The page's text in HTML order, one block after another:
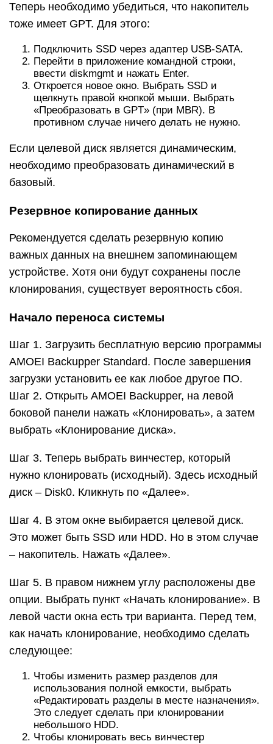
Теперь необходимо убедиться, что накопитель
тоже имеет GPT. Для этого:
Подключить SSD через адаптер USB-SATA.
Перейти в приложение командной строки,
ввести diskmgmt и нажать Enter.
Откроется новое окно. Выбрать SSD и
щелкнуть правой кнопкой мыши. Выбрать
«Преобразовать в GPT» (при MBR). В
противном случае ничего делать не нужно.
Если целевой диск является динамическим,
необходимо преобразовать динамический в
базовый.
Резервное копирование данных
Рекомендуется сделать резервную копию
важных данных на внешнем запоминающем
устройстве. Хотя они будут сохранены после
клонирования, существует вероятность сбоя.
Начало переноса системы
Шаг 1. Загрузить бесплатную версию программы
AMOEI Backupper Standard. После завершения
загрузки установить ее как любое другое ПО.
Шаг 2. Открыть AMOEI Backupper, на левой
боковой панели нажать «Клонировать», а затем
выбрать «Клонирование диска».
Шаг 3. Теперь выбрать винчестер, который
нужно клонировать (исходный). Здесь исходный
диск – Disk0. Кликнуть по «Далее».
Шаг 4. В этом окне выбирается целевой диск.
Это может быть SSD или HDD. Но в этом случае
– накопитель. Нажать «Далее».
Шаг 5. В правом нижнем углу расположены две
опции. Выбрать пункт «Начать клонирование». В
левой части окна есть три варианта. Перед тем,
как начать клонирование, необходимо сделать
следующее:
Чтобы изменить размер разделов для
использования полной емкости, выбрать
«Редактировать разделы в месте назначения».
Это следует сделать при клонировании
небольшого HDD.
Чтобы клонировать весь винчестер